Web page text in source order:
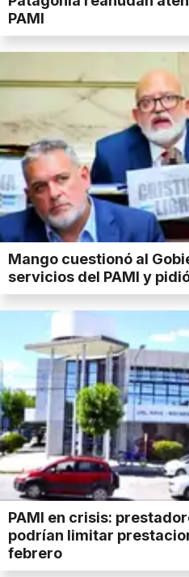
PAMI
Mango cuestionó al
servicios del PAMI y
PAMI en crisis:
podrían limitar
febrero